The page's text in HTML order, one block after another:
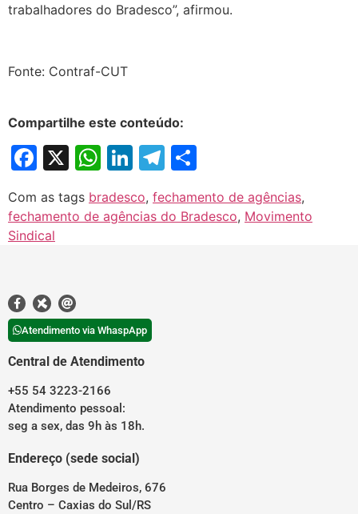
trabalhadores do Bradesco”, afirmou.
Fonte: Contraf-CUT
Compartilhe este conteúdo:
Facebook
X WhatsApp
LinkedIn
Telegram
Com as tags bradesco, fechamento de agências,
fechamento de agências do Bradesco, Movimento
Sindical
Atendimento via WhaspApp
Central de Atendimento
+55 54 3223-2166
Atendimento pessoal:
seg a sex, das 9h às 18h.
Endereço (sede social)
Rua Borges de Medeiros, 676
Centro – Caxias do Sul/RS